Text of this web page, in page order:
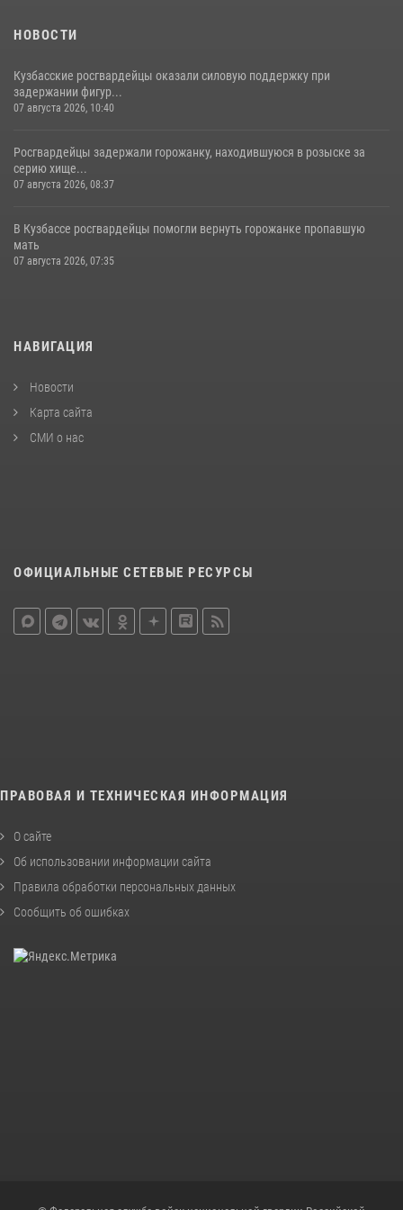
НОВОСТИ
Кузбасские росгвардейцы оказали силовую поддержку при
задержании фигур...
07 августа 2026, 10:40
Росгвардейцы задержали горожанку, находившуюся в розыске за
серию хище...
07 августа 2026, 08:37
В Кузбассе росгвардейцы помогли вернуть горожанке пропавшую
мать
07 августа 2026, 07:35
НАВИГАЦИЯ
Новости
Карта сайта
СМИ о нас
ОФИЦИАЛЬНЫЕ СЕТЕВЫЕ РЕСУРСЫ
ПРАВОВАЯ И ТЕХНИЧЕСКАЯ ИНФОРМАЦИЯ
О сайте
Об использовании информации сайта
Правила обработки персональных данных
Сообщить об ошибках